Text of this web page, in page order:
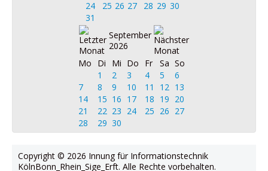
24
25 26 27 28 29 30
31
September
2026
Mo
Di Mi Do Fr Sa So
1
2 3 4 5
6
7
8 9 10 11 12 13
14
15 16 17 18 19 20
21
22 23 24 25 26 27
28
29 30
Copyright © 2026 Innung für Informationstechnik
KölnBonn_Rhein_Sige_Erft. Alle Rechte vorbehalten.